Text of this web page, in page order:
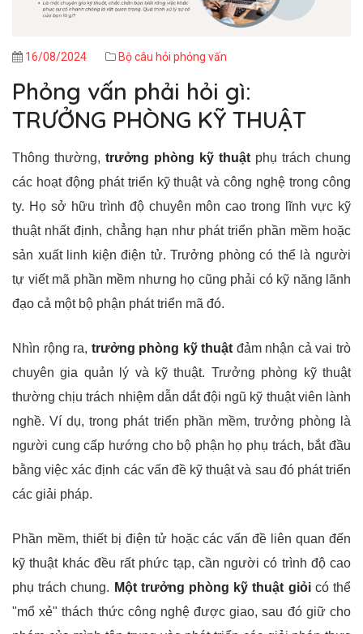
16/08/2024 Bộ câu hỏi phỏng vấn
Phỏng vấn phải hỏi gì:
TRƯỞNG PHÒNG KỸ THUẬT
Thông thường, trưởng phòng kỹ thuật phụ trách chung
các hoạt động phát triển kỹ thuật và công nghệ trong công
ty. Họ sở hữu trình độ chuyên môn cao trong lĩnh vực kỹ
thuật nhất định, chẳng hạn như phát triển phần mềm hoặc
sản xuất linh kiện điện tử. Trưởng phòng có thể là người
tự viết mã phần mềm nhưng họ cũng phải có kỹ năng lãnh
đạo cả một bộ phận phát triển mã đó.
Nhìn rộng ra, trưởng phòng kỹ thuật đảm nhận cả vai trò
chuyên gia quản lý và kỹ thuật. Trưởng phòng kỹ thuật
thường chịu trách nhiệm dẫn dắt đội ngũ kỹ thuật viên lành
nghề. Ví dụ, trong phát triển phần mềm, trưởng phòng là
người cung cấp hướng cho bộ phận họ phụ trách, bắt đầu
bằng việc xác định các vấn đề kỹ thuật và sau đó phát triển
các giải pháp.
Phần mềm, thiết bị điện tử hoặc các vấn đề liên quan đến
kỹ thuật khác đều rất phức tạp, cần người có trình độ cao
phụ trách chung. Một trưởng phòng kỹ thuật giỏicó thể
"mổ xẻ" thách thức công nghệ được giao, sau đó giữ cho